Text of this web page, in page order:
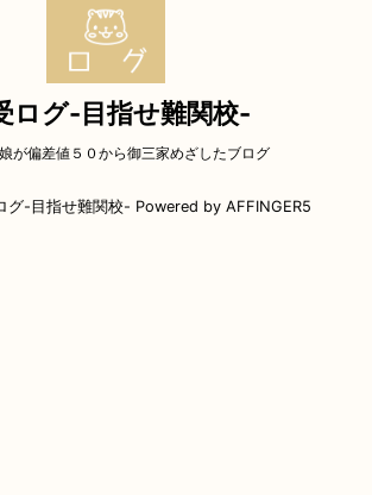
ログ-目指せ難関校-
が偏差値５０から御三家めざしたブログ
-目指せ難関校- Powered by AFFINGER5